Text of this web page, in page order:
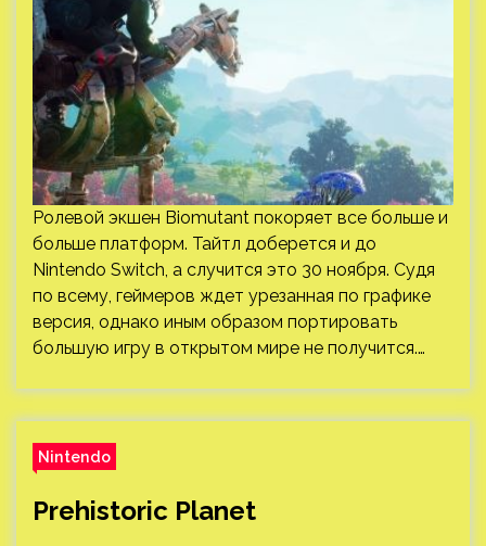
Ролевой экшен Biomutant покоряет все больше и
больше платформ. Тайтл доберется и до
Nintendo Switch, а случится это 30 ноября. Судя
по всему, геймеров ждет урезанная по графике
версия, однако иным образом портировать
большую игру в открытом мире не получится.…
Nintendo
Prehistoric Planet